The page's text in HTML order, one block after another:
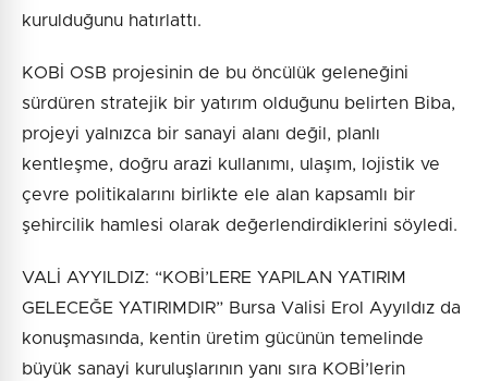
kurulduğunu hatırlattı.
KOBİ OSB projesinin de bu öncülük geleneğini
sürdüren stratejik bir yatırım olduğunu belirten Biba,
projeyi yalnızca bir sanayi alanı değil, planlı
kentleşme, doğru arazi kullanımı, ulaşım, lojistik ve
çevre politikalarını birlikte ele alan kapsamlı bir
şehircilik hamlesi olarak değerlendirdiklerini söyledi.
VALİ AYYILDIZ: “KOBİ’LERE YAPILAN YATIRIM
GELECEĞE YATIRIMDIR” Bursa Valisi Erol Ayyıldız da
konuşmasında, kentin üretim gücünün temelinde
büyük sanayi kuruluşlarının yanı sıra KOBİ’lerin